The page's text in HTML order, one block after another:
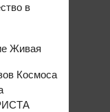
в
Живая
Космоса